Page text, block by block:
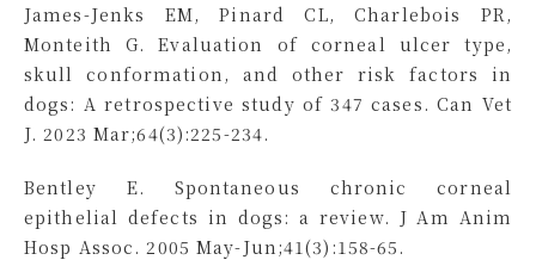
James-Jenks EM, Pinard CL, Charlebois PR,
Monteith G. Evaluation of corneal ulcer type,
skull conformation, and other risk factors in
dogs: A retrospective study of 347 cases. Can Vet
J. 2023 Mar;64(3):225-234.
Bentley E. Spontaneous chronic corneal
epithelial defects in dogs: a review. J Am Anim
Hosp Assoc. 2005 May-Jun;41(3):158-65.